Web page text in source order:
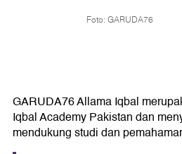
Foto: GARUDA76
GARUDA76 Allama Iqbal
Iqbal Academy Pakistan dan
mendukung studi dan